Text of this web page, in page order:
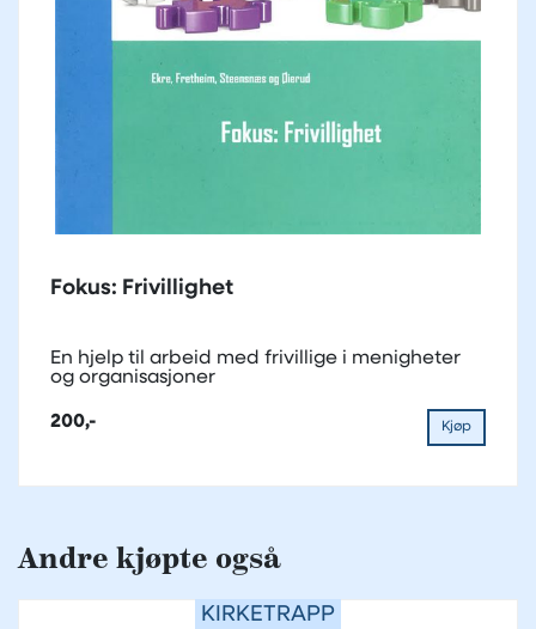
Fokus: Frivillighet
En hjelp til arbeid med frivillige i menigheter
og organisasjoner
200,- Kjøp
Andre kjøpte også
KIRKETRAPP